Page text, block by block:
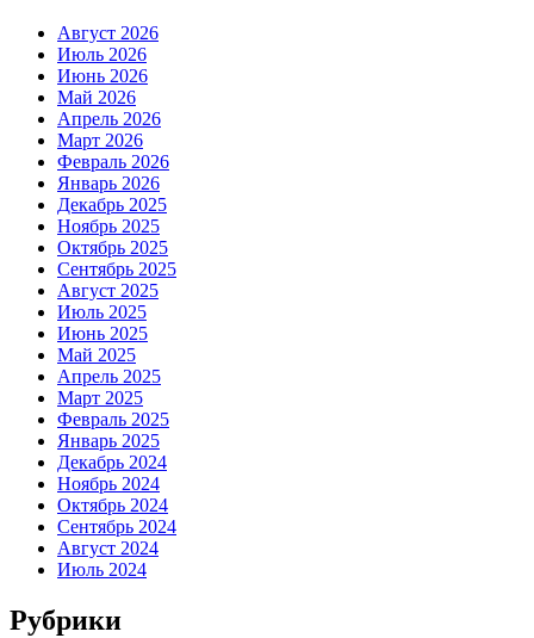
Август 2026
Июль 2026
Июнь 2026
Май 2026
Апрель 2026
Март 2026
Февраль 2026
Январь 2026
Декабрь 2025
Ноябрь 2025
Октябрь 2025
Сентябрь 2025
Август 2025
Июль 2025
Июнь 2025
Май 2025
Апрель 2025
Март 2025
Февраль 2025
Январь 2025
Декабрь 2024
Ноябрь 2024
Октябрь 2024
Сентябрь 2024
Август 2024
Июль 2024
Рубрики